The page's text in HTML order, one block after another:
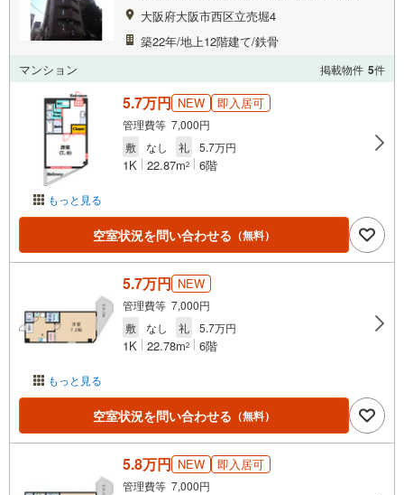
大阪府大阪市西区立売堀4
築22年/地上12階建て/鉄骨
マンション
掲載物件 5件
もっと見る
5.7万円 NEW 即入居可
管理費等 7,000円
敷
なし 礼 5.7万円
1K 22.87m2 6階
空室状況を問い合わせる （無料）
もっと見る
5.7万円 NEW
管理費等 7,000円
敷
なし 礼 5.7万円
1K 22.78m2 6階
空室状況を問い合わせる （無料）
5.8万円 NEW 即入居可
管理費等 7,000円